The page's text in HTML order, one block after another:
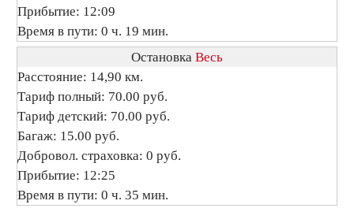
Прибытие: 12:09
Время в пути: 0 ч. 19 мин.
Остановка Весь
Расстояние: 14,90 км.
Тариф полный: 70.00 руб.
Тариф детский: 70.00 руб.
Багаж: 15.00 руб.
Добровол. страховка: 0 руб.
Прибытие: 12:25
Время в пути: 0 ч. 35 мин.